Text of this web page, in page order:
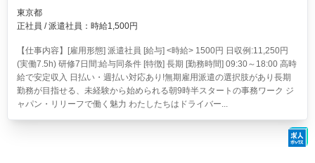
東京都
正社員 / 派遣社員：時給1,500円
【仕事内容】[雇用形態] 派遣社員 [給与] <時給> 1500円 日収例:11,250円
(実働7.5h) 研修7日間:給与同条件 [特徴] 長期 [勤務時間] 09:30～18:00 高時
給で安定収入 日払い・週払い対応あり!無期雇用派遣の選択肢があり長期
勤務が目指せる、未経験から始められる朝9時半スタートの事務ワーク ジ
ャパン・リリーフで働く魅力 わたしたちはドライバー...